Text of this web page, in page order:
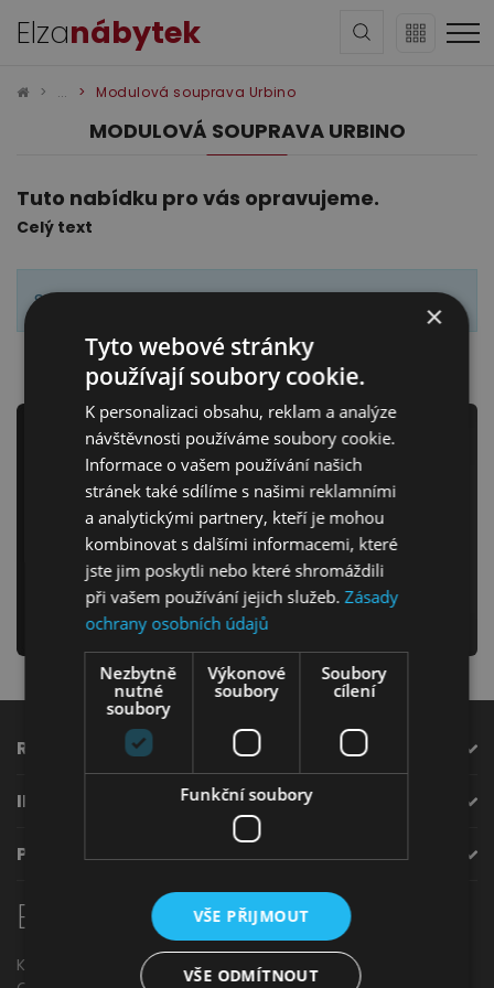
Elzanábytek
Obývací pokoj
Ložnice
Dětský nábytek
Modulová souprava Urbino
MODULOVÁ SOUPRAVA URBINO
Tuto nabídku pro vás opravujeme.
Celý text
Seznam výsledků je prázdný.
Newsletter
Odebírejte náš newsletter
a už nikdy Vám neunikne žádná novinka či akce!
ROZCESTNÍK
INFORMACE
PODPORA
Elza nábytek
Křížkovského 843/5,
×
Tyto webové stránky
používají soubory cookie.
K personalizaci obsahu, reklam a analýze
návštěvnosti používáme soubory cookie.
Informace o vašem používání našich
stránek také sdílíme s našimi reklamními
a analytickými partnery, kteří je mohou
kombinovat s dalšími informacemi, které
jste jim poskytli nebo které shromáždili
při vašem používání jejich služeb.Zásady
ochrany osobních údajů
Nezbytně
nutné
soubory
Výkonové
soubory
Soubory
cílení
Funkční soubory
VŠE PŘIJMOUT
VŠE ODMÍTNOUT